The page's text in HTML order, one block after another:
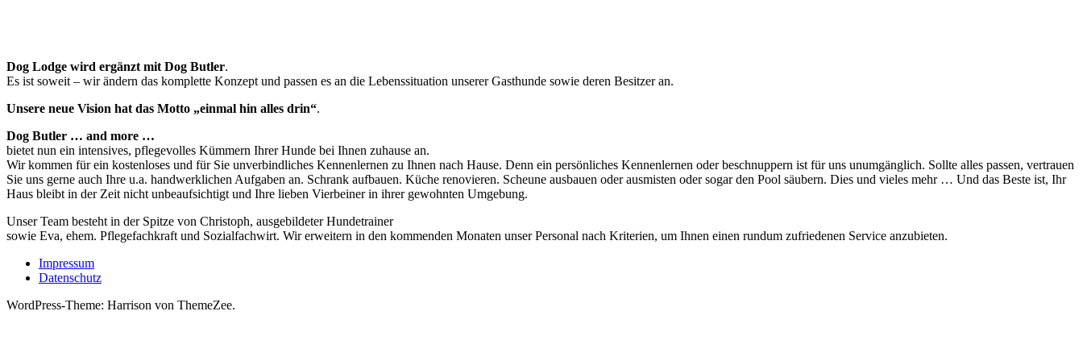
Dog Lodge wird ergänzt mit Dog Butler.
Es ist soweit – wir ändern das komplette Konzept und passen es an die Lebenssituation unserer Gasthunde sowie deren Besitzer an.
Unsere neue Vision hat das Motto „einmal hin alles drin“.
Dog Butler … and more …
bietet nun ein intensives, pflegevolles Kümmern Ihrer Hunde bei Ihnen zuhause an.
Wir kommen für ein kostenloses und für Sie unverbindliches Kennenlernen zu Ihnen nach Hause. Denn ein persönliches Kennenlernen oder beschnuppern ist für uns unumgänglich. Sollte alles passen, vertrauen
Sie uns gerne auch Ihre u.a. handwerklichen Aufgaben an. Schrank aufbauen. Küche renovieren. Scheune ausbauen oder ausmisten oder sogar den Pool säubern. Dies und vieles mehr … Und das Beste ist, Ihr
Haus bleibt in der Zeit nicht unbeaufsichtigt und Ihre lieben Vierbeiner in ihrer gewohnten Umgebung.
Unser Team besteht in der Spitze von Christoph, ausgebildeter Hundetrainer
sowie Eva, ehem. Pflegefachkraft und Sozialfachwirt. Wir erweitern in den kommenden Monaten unser Personal nach Kriterien, um Ihnen einen rundum zufriedenen Service anzubieten.
Impressum
Datenschutz
WordPress-Theme: Harrison von ThemeZee.